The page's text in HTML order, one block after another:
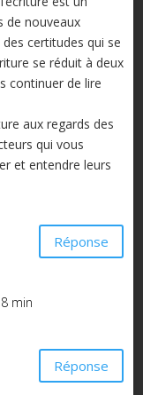
de nouveaux
certitudes qui se
se réduit à deux
continuer de lire
aux regards des
qui vous
et entendre leurs
Réponse
min
Réponse